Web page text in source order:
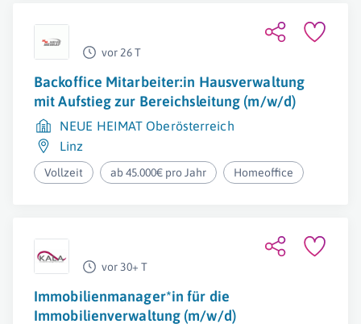
vor 26 T
Backoffice Mitarbeiter:in Hausverwaltung
mit Aufstieg zur Bereichsleitung (m/w/d)
NEUE HEIMAT Oberösterreich
Linz
Vollzeit ab 45.000€ pro Jahr Homeoffice
vor 30+ T
Immobilienmanager*in für die
Immobilienverwaltung (m/w/d)